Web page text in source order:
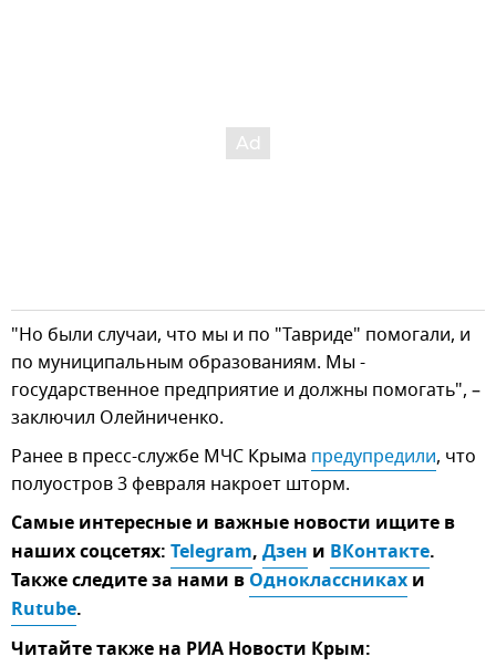
"Но были случаи, что мы и по "Тавриде" помогали, и
по муниципальным образованиям. Мы -
государственное предприятие и должны помогать", –
заключил Олейниченко.
Ранее в пресс-службе МЧС Крыма предупредили, что
полуостров 3 февраля накроет шторм.
Самые интересные и важные новости ищите в
наших соцсетях:Telegram,Дзен и ВКонтакте.
Также следите за нами вОдноклассникахи
Rutube.
Читайте также на РИА Новости Крым: